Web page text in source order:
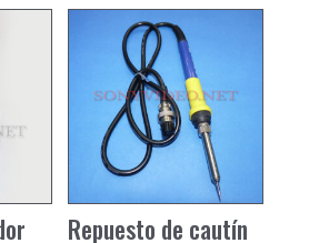
Repuesto de cautín